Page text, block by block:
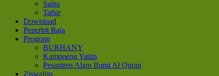
Sains
Tafsir
Download
Penerbit Raja
Program
BURHANY
Kampoeng Yatim
Pesantren Alam Bumi Al Quran
Ziswafqu